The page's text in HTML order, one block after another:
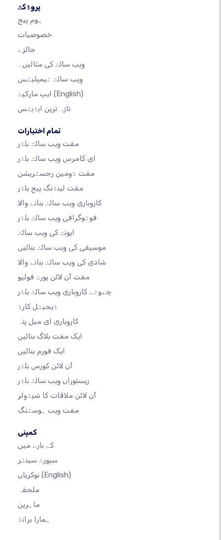
پروڈکٹ
ہوم پیج
خصوصیات
جائزے
ویب سائٹ کی مثالیں۔
ویب سائٹ ٹیمپلیٹس
(English)
تازہ ترین اپڈیٹس
تمام اختیارات
مفت ویب سائٹ بلڈر
ای کامرس ویب سائٹ بلڈر
مفت ڈومین رجسٹریشن
مفت لینڈنگ پیج بلڈر
کاروباری ویب سائٹ بنانے والا
فوٹوگرافی ویب سائٹ بلڈر
ایونٹ کی ویب سائٹ
موسیقی کی ویب سائٹ بنائیں
شادی کی ویب سائٹ بنانے والا
مفت آن لائن پورٹ فولیو
چھوٹے کاروباری ویب سائٹ بلڈر
ڈیجیٹل کارڈ
کاروباری ای میل پتہ
ایک مفت بلاگ بنائیں
ایک فورم بنائیں
آن لائن کورس بلڈر
ریستوراں ویب سائٹ بلڈر
آن لائن ملاقات کا شیڈولر
مفت ویب ہوسٹنگ
کمپنی
کے بارے میں
سپورٹ سینٹر
(English)
ملحقہ
ماہرین
ہمارا برانڈ